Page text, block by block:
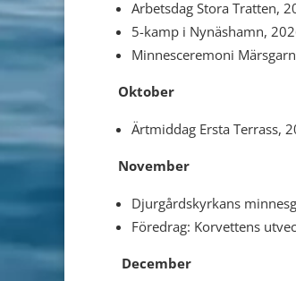
Arbetsdag Stora Tratten,
5-kamp i Nynäshamn,
Minnesceremoni
Oktober
Ärtmiddag Ersta Terrass,
November
Djurgårdskyrkans
Föredrag: Korvettens
December